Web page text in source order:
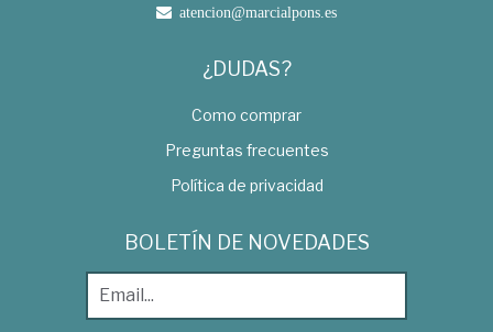
atencion@marcialpons.es
¿DUDAS?
Como comprar
Preguntas frecuentes
Política de privacidad
BOLETÍN DE NOVEDADES